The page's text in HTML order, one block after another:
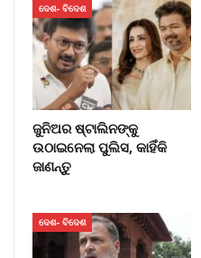
ଦେଶ- ବିଦେଶ
ଜୁନିଅର ଷ୍ଟାଲିନଙ୍କୁ
ଉଠାଇନେଲା ପୁଲିସ, କାହିଁକି
ଜାଣନ୍ତୁ
ଦେଶ- ବିଦେଶ